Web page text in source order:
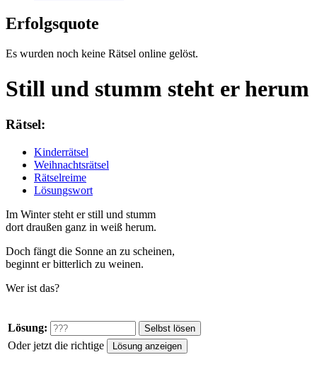
Erfolgsquote
Es wurden noch keine Rätsel online gelöst.
Still und stumm steht er herum
Rätsel:
Kinderrätsel
Weihnachtsrätsel
Rätselreime
Lösungswort
Im Winter steht er still und stumm
dort draußen ganz in weiß herum.
Doch fängt die Sonne an zu scheinen,
beginnt er bitterlich zu weinen.
Wer ist das?
Lösung:
Oder jetzt die richtige